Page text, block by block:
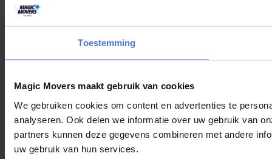
Toestemming
Magic Movers maakt gebruik van cookies
We gebruiken cookies om content en advertenties te
analyseren. Ook delen we informatie over uw gebruik van
partners kunnen deze gegevens combineren met andere
uw gebruik van hun services.